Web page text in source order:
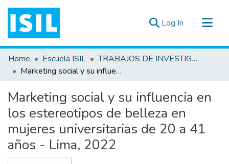
Log In (current)
All of DSpace
Statistics
Documentos ▾
Home Escuela ISIL
TRABAJOS DE INVESTIGACIÓN
Marketing social y su influencia en los estereotipos de belleza en mujeres universitarias de 20 a 41 años - Lima, 2022
Marketing social y su influencia en
los estereotipos de belleza en
mujeres universitarias de 20 a 41
años - Lima, 2022